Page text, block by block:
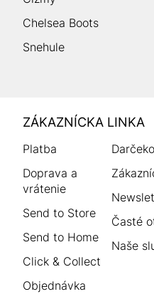
Chelsea Boots
Snehule
HUMANIC
Footer
ZÁKAZNÍCKA LINKA
Platba
Doprava a
vrátenie
Send to Store
Send to Home
Click & Collect
Objednávka
Časté
Naše